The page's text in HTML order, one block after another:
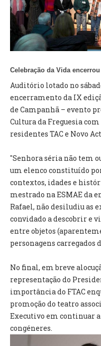
VÍDEOS
AUTARQUIA
CONSTITUIÇÃO
EXECUTIVO E PELOUROS
ASSEMBLEIA DE FREGUESIA
GRAVAÇÕES DAS REUNIÕES
ATAS E DOCUMENTOS DA
EDITAIS
REGULAMENTOS E TAXAS
PLANO E ORÇAMENTO
RELATÓRIO E CONTAS
INVENTÁRIO
RECRUTAMENTO PESSOAL
ORÇAMENTO COLABORATIVO
FUNDO DE APOIO AO
SUBVENÇÕES PÚBLICAS
SERVIÇOS
GERAIS
Celebração da Vida
Auditório lotado no
encerramento da IX
de Campanhã – evento
Cultura da Freguesia
residentes TAC e Novo
"Senhora séria não tem
um elenco constituído
contextos, idades e
mestrado na ESMAE da
Rafael, não desiludiu as
convidado a descobrir e
entre objetos
personagens carregados
No final, em breve
representação do
importância do FTAC
promoção do teatro
Executivo em continuar
congéneres.